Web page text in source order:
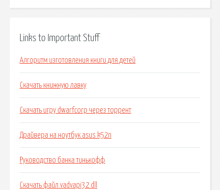
Links to Important Stuff
Алгоритм изготовления книги для детей
Скачать книжную лавку
Скачать игру dwarfcorp через торрент
Драйвера на ноутбук asus k52n
Руководство банка тинькофф
Скачать файл vadvapi32 dll